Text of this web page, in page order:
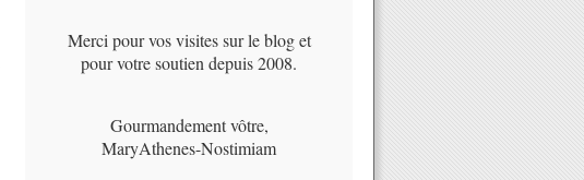
Merci pour vos visites sur le blog et
pour votre soutien depuis 2008.
Gourmandement vôtre,
MaryAthenes-Nostimiam